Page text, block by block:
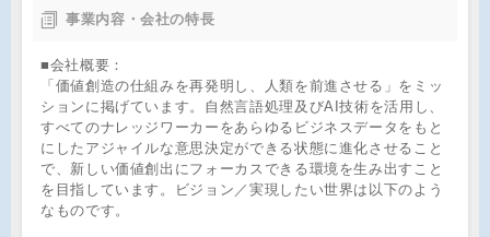
事業内容・会社の特長
■会社概要：
「価値創造の仕組みを再発明し、人類を前進させる」をミッ
ションに掲げています。自然言語処理及びAI技術を活用し、
すべてのナレッジワーカーをあらゆるビジネスデータをもと
にしたアジャイルな意思決定ができる状態に進化させること
で、新しい価値創出にフォーカスできる環境を生み出すこと
を目指しています。ビジョン／実現したい世界は以下のよう
なものです。